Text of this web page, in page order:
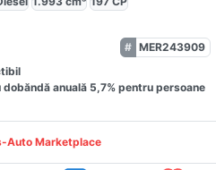
MER243909
dobăndă anuală 5,7% pentru persoane
Auto Marketplace